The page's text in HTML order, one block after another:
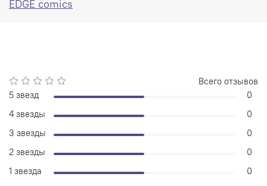
EDGE comics
Всего отзывов
5 звезд
0
4 звезды
0
3 звезды
0
2 звезды
0
1 звезда
0